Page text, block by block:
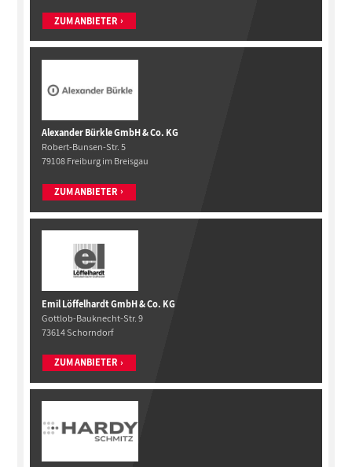
ZUM ANBIETER
Alexander Bürkle GmbH & Co. KG
Robert-Bunsen-Str. 5
79108 Freiburg im Breisgau
ZUM ANBIETER
Emil Löffelhardt GmbH & Co. KG
Gottlob-Bauknecht-Str. 9
73614 Schorndorf
ZUM ANBIETER